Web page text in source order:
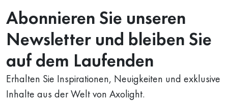
Abonnieren Sie unseren
Newsletter und bleiben Sie
auf dem Laufenden
Erhalten Sie Inspirationen, Neuigkeiten und exklusive
Inhalte aus der Welt von Axolight.